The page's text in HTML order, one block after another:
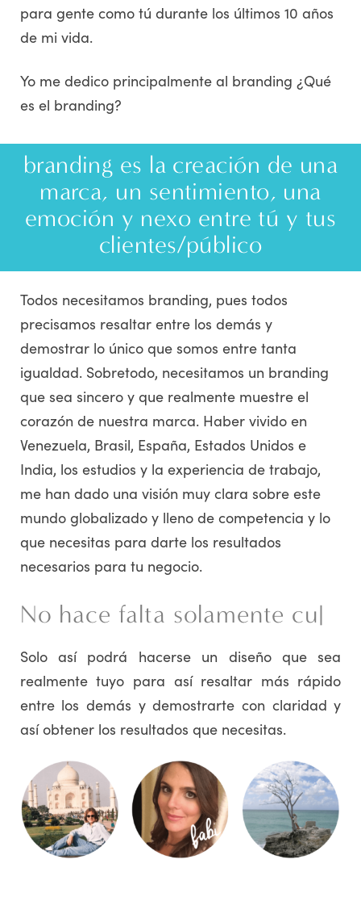
para gente como tú durante los últimos 10 años
de mi vida.
Yo me dedico principalmente al branding ¿Qué
es el branding?
branding es la creación de una
marca, un sentimiento, una
emoción y nexo entre tú y tus
clientes/público
Todos necesitamos branding, pues todos
precisamos resaltar entre los demás y
demostrar lo único que somos entre tanta
igualdad. Sobretodo, necesitamos un branding
que sea sincero y que realmente muestre el
corazón de nuestra marca. Haber vivido en
Venezuela, Brasil, España, Estados Unidos e
India, los estudios y la experiencia de trabajo,
me han dado una visión muy clara sobre este
mundo globalizado y lleno de competencia y lo
que necesitas para darte los resultados
necesarios para tu negocio.
No hace falta solamente cua
Solo así podrá hacerse un diseño que sea
realmente tuyo para así resaltar más rápido
entre los demás y demostrarte con claridad y
así obtener los resultados que necesitas.